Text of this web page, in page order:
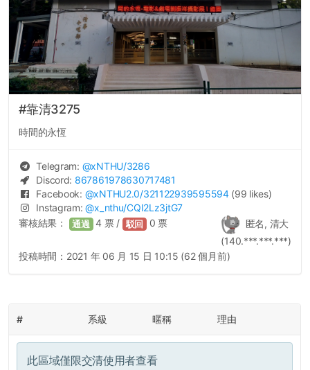
#靠清3275
時間的永恆
Telegram: @xNTHU/3286
Discord: 867861978630717481
Facebook: @xNTHU2.0/321122939595594 (99 likes)
Instagram:@x_nthu/CQI2Lz3jtG7
匿名, 清大
(140.***.***.***)
審核結果： 通過 4 票 / 駁回 0 票
投稿時間： 2021 年 06 月 15 日 10:15 (62 個月前)
# 系級 暱稱 理由
此區域僅限交清使用者查看